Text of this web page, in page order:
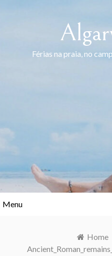
Férias na praia, no
Menu
Home